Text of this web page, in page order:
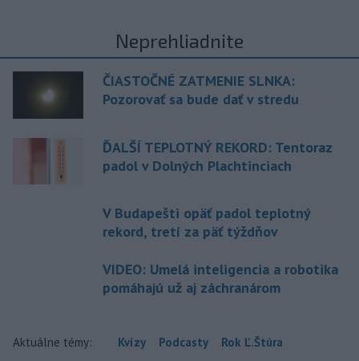
Neprehliadnite
ČIASTOČNÉ ZATMENIE SLNKA:
Pozorovať sa bude dať v stredu
ĎALŠÍ TEPLOTNÝ REKORD: Tentoraz
padol v Dolných Plachtinciach
V Budapešti opäť padol teplotný
rekord, tretí za päť týždňov
VIDEO: Umelá inteligencia a robotika
pomáhajú už aj záchranárom
Aktuálne témy: Kvízy Podcasty Rok Ľ.Štúra